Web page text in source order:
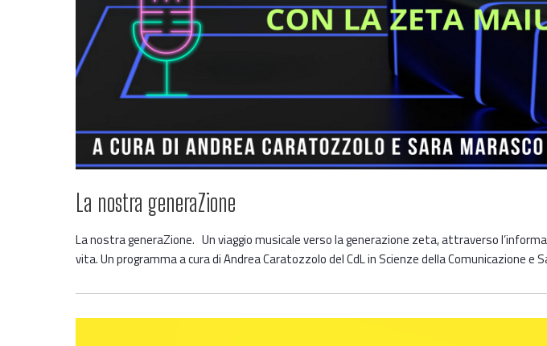
La nostra generaZione
La nostra generaZione. Un viaggio musicale verso la generazione zeta, attraverso
vita. Un programma a cura di Andrea Caratozzolo del CdL in Scienze della Comunicazione e